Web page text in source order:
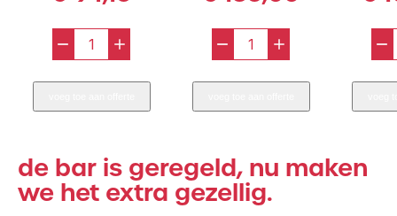
–
Biertap
Buffet
Garden
aantal
+ –
Biertap
Buffet
Garden
tapkraan
aantal
+ –
de bar is geregeld, nu maken
we het extra gezellig.